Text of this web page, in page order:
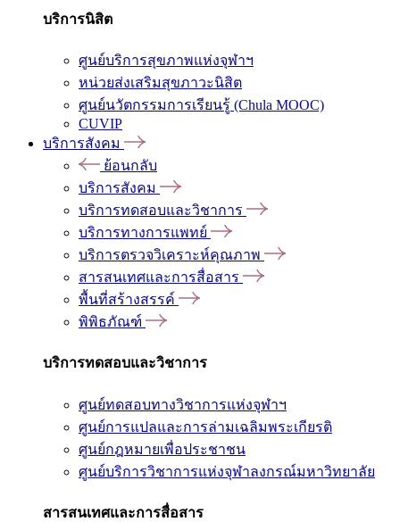
บริการนิสิต
ศูนย์บริการสุขภาพแห่งจุฬาฯ
หน่วยส่งเสริมสุขภาวะนิสิต
ศูนย์นวัตกรรมการเรียนรู้ (Chula MOOC)
CUVIP
บริการสังคม
ย้อนกลับ
บริการสังคม
บริการทดสอบและวิชาการ
บริการทางการแพทย์
บริการตรวจวิเคราะห์คุณภาพ
สารสนเทศและการสื่อสาร
พื้นที่สร้างสรรค์
พิพิธภัณฑ์
บริการทดสอบและวิชาการ
ศูนย์ทดสอบทางวิชาการแห่งจุฬาฯ
ศูนย์การแปลและการล่ามเฉลิมพระเกียรติ
ศูนย์กฎหมายเพื่อประชาชน
ศูนย์บริการวิชาการแห่งจุฬาลงกรณ์มหาวิทยาลัย
สารสนเทศและการสื่อสาร